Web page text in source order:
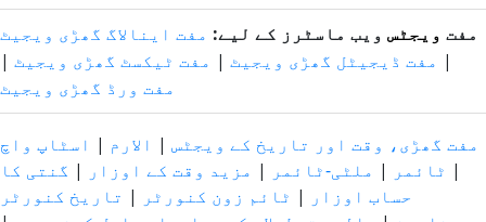
مفت ویجٹس ویب ماسٹرز کے لیے: مفت اینالاگ گھڑی ویجیٹ
| مفت ڈیجیٹل گھڑی ویجیٹ | مفت ٹیکسٹ گھڑی ویجیٹ |
مفت ورڈ گھڑی ویجیٹ
مفت گھڑی، وقت اور تاریخ کے ویجٹس | الارم | اسٹاپ واچ
| ٹائمر | ملٹی-ٹائمر | مزید وقت کے اوزار | گنتی کا
حساب اوزار | ٹائم زون کنورٹر | تاریخ کنورٹر